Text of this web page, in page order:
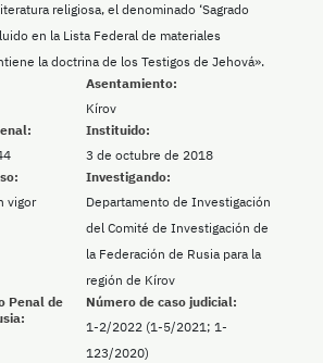
Asentamiento:
Kírov
religiosa, el denominado ‘Sagrado
en la Lista Federal de materiales
la doctrina de los Testigos de Jehová».
Instituido:
3 de octubre de 2018
vigor
Investigando:
Departamento de Investigación
del Comité de Investigación de
la Federación de Rusia para la
región de Kírov
Penal de
Número de caso judicial:
1-2/2022 (1-5/2021; 1-
123/2020)